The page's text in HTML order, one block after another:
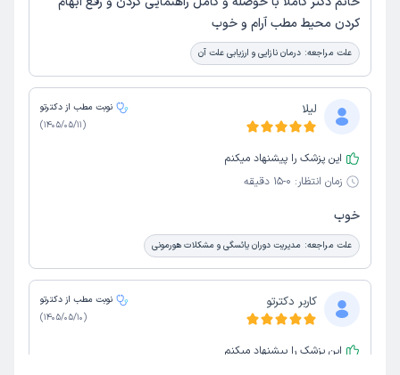
کردن محیط مطب آرام و خوب
علت مراجعه: درمان نازایی و ارزیابی علت آن
لیلا
نوبت مطب از دکترتو
(
1405/05/11
)
این پزشک را پیشنهاد میکنم
زمان انتظار: 0-15 دقیقه
خوب
علت مراجعه: مدیریت دوران یائسگی و مشکلات هورمونی
کاربر دکترتو
نوبت مطب از دکترتو
(
1405/05/10
)
این پزشک را پیشنهاد میکنم